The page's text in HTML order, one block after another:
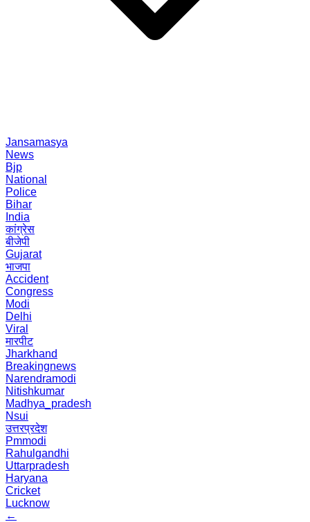
Jansamasya
News
Bjp
National
Police
Bihar
India
कांग्रेस
बीजेपी
Gujarat
भाजपा
Accident
Congress
Modi
Delhi
Viral
मारपीट
Jharkhand
Breakingnews
Narendramodi
Nitishkumar
Madhya_pradesh
Nsui
उत्तरप्रदेश
Pmmodi
Rahulgandhi
Uttarpradesh
Haryana
Cricket
Lucknow
←